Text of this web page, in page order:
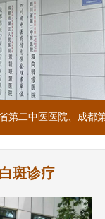
第二中医医院、成都
文翁路126号，联系
医药信息学会理事单
第二中医医院、成都
文翁路126号，联系
斑诊疗